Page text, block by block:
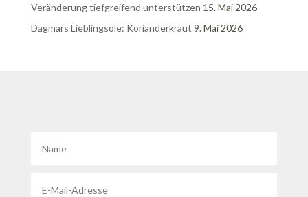
Veränderung tiefgreifend unterstützen 15. Mai 2026
Dagmars Lieblingsöle: Korianderkraut 9. Mai 2026